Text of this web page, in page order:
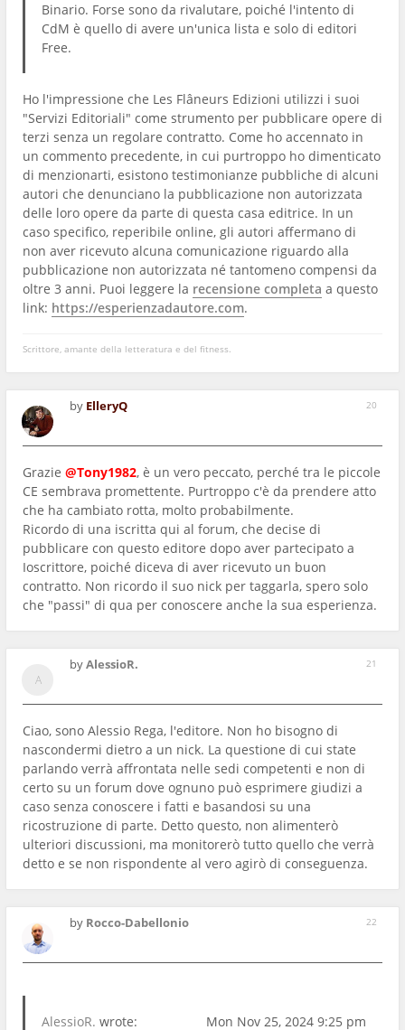
Binario. Forse sono da rivalutare, poiché l'intento di
CdM è quello di avere un'unica lista e solo di editori
Free.
Ho l'impressione che Les Flâneurs Edizioni utilizzi i suoi
"Servizi Editoriali" come strumento per pubblicare opere di
terzi senza un regolare contratto. Come ho accennato in
un commento precedente, in cui purtroppo ho dimenticato
di menzionarti, esistono testimonianze pubbliche di alcuni
autori che denunciano la pubblicazione non autorizzata
delle loro opere da parte di questa casa editrice. In un
caso specifico, reperibile online, gli autori affermano di
non aver ricevuto alcuna comunicazione riguardo alla
pubblicazione non autorizzata né tantomeno compensi da
oltre 3 anni. Puoi leggere la recensione completa a questo
link: https://esperienzadautore.com.
Scrittore, amante della letteratura e del fitness.
20
by ElleryQ
Grazie @Tony1982, è un vero peccato, perché tra le piccole
CE sembrava promettente. Purtroppo c'è da prendere atto
che ha cambiato rotta, molto probabilmente.
Ricordo di una iscritta qui al forum, che decise di
pubblicare con questo editore dopo aver partecipato a
Ioscrittore, poiché diceva di aver ricevuto un buon
contratto. Non ricordo il suo nick per taggarla, spero solo
che "passi" di qua per conoscere anche la sua esperienza.
21
byAlessioR.
Ciao, sono Alessio Rega, l'editore. Non ho bisogno di
nascondermi dietro a un nick. La questione di cui state
parlando verrà affrontata nelle sedi competenti e non di
certo su un forum dove ognuno può esprimere giudizi a
caso senza conoscere i fatti e basandosi su una
ricostruzione di parte. Detto questo, non alimenterò
ulteriori discussioni, ma monitorerò tutto quello che verrà
detto e se non rispondente al vero agirò di conseguenza.
22
by Rocco-Dabellonio
AlessioR. wrote: Mon Nov 25, 2024 9:25 pm